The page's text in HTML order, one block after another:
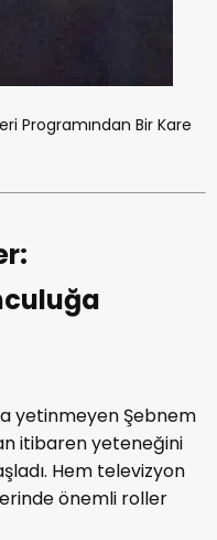
Programından Bir Kare
yetinmeyen Şebnem
itibaren yeteneğini
Hem televizyon
önemli roller